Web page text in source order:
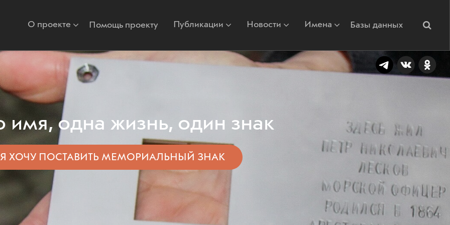
О проекте Помощь проекту Публикации Новости Имена Базы данных
одна жизнь, один знак
Я ХОЧУ ПОСТАВИТЬ МЕМОРИАЛЬНЫЙ ЗНАК